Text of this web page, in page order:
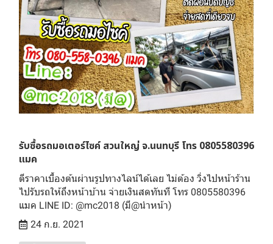
รับซื้อรถมอเตอร์ไซค์ สวนใหญ่ จ.นนทบุรี โทร 0805580396
แมค
ตีราคาเบื้องต้นผ่านรูปทางไลน์ได้เลย ไม่ต้อง วิ่งไปหน้าร้าน
ไปรับรถให้ถึงหน้าบ้าน จ่ายเงินสดทันที โทร 0805580396
แมค LINE ID: @mc2018 (มี@นำหน้า)
24 ก.ย. 2021